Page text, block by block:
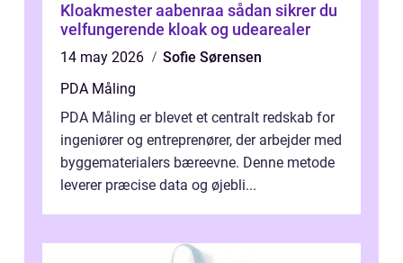
Kloakmester aabenraa sådan sikrer du
velfungerende kloak og udearealer
14 may 2026
Sofie Sørensen
PDA Måling
PDA Måling er blevet et centralt redskab for
ingeniører og entreprenører, der arbejder med
byggematerialers bæreevne. Denne metode
leverer præcise data og øjebli...